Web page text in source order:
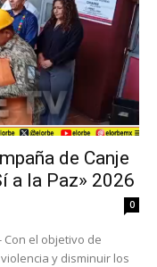
de Canje
a la Paz» 2026
0
Con el objetivo de
y disminuir los